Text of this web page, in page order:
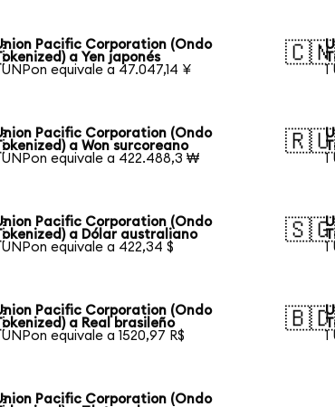
Pacific Corporation (Ondo
a Yen japonés
UNPon equivale a 47.047,14 ¥
1
Pacific Corporation (Ondo
a Won surcoreano
UNPon equivale a 422.488,3 ₩
1
Pacific Corporation (Ondo
a Dólar australiano
UNPon equivale a 422,34 $
1
Pacific Corporation (Ondo
a Real brasileño
UNPon equivale a 1520,97 R$
1
Pacific Corporation (Ondo